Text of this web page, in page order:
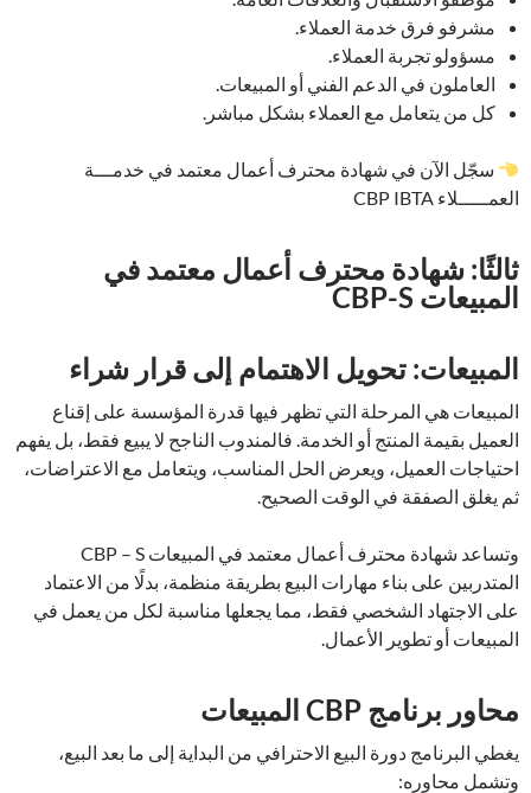
مشرفو فرق خدمة العملاء.
مسؤولو تجربة العملاء.
العاملون في الدعم الفني أو المبيعات.
كل من يتعامل مع العملاء بشكل مباشر.
سجّل الآن في شهادة محترف أعمال معتمد في خدمـــة
العمـــــلاء CBP IBTA
ثالثًا: شهادة محترف أعمال معتمد في
المبيعات CBP-S
المبيعات: تحويل الاهتمام إلى قرار شراء
المبيعات هي المرحلة التي تظهر فيها قدرة المؤسسة على إقناع
العميل بقيمة المنتج أو الخدمة. فالمندوب الناجح لا يبيع فقط، بل يفهم
احتياجات العميل، ويعرض الحل المناسب، ويتعامل مع الاعتراضات،
ثم يغلق الصفقة في الوقت الصحيح.
وتساعد شهادة محترف أعمال معتمد في المبيعات CBP – S
المتدربين على بناء مهارات البيع بطريقة منظمة، بدلًا من الاعتماد
على الاجتهاد الشخصي فقط، مما يجعلها مناسبة لكل من يعمل في
المبيعات أو تطوير الأعمال.
محاور برنامج CBP المبيعات
يغطي البرنامج دورة البيع الاحترافي من البداية إلى ما بعد البيع،
وتشمل محاوره: